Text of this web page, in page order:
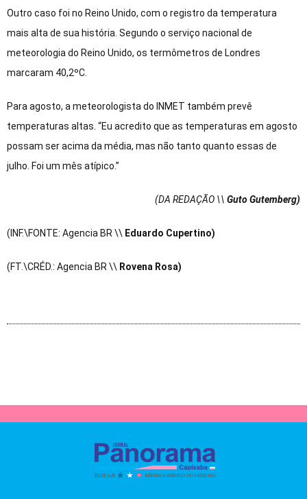
Outro caso foi no Reino Unido, com o registro da temperatura
mais alta de sua história. Segundo o serviço nacional de
meteorologia do Reino Unido, os termômetros de Londres
marcaram 40,2ºC.
Para agosto, a meteorologista do INMET também prevê
temperaturas altas. “Eu acredito que as temperaturas em agosto
possam ser acima da média, mas não tanto quanto essas de
julho. Foi um mês atípico.”
(DA REDAÇÃO \\ Guto Gutemberg)
(INF.\FONTE: Agencia BR \\ Eduardo Cupertino)
(FT.\CRÉD.: Agencia BR \\ Rovena Rosa)